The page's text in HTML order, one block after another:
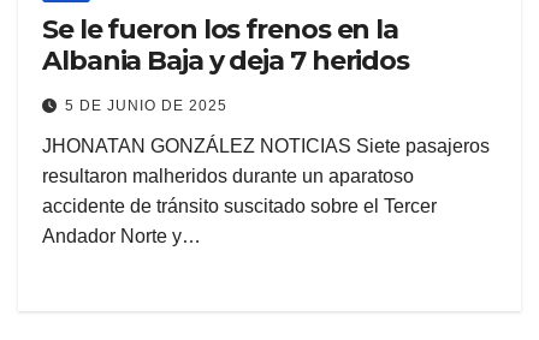
Se le fueron los frenos en la
Albania Baja y deja 7 heridos
5 DE JUNIO DE 2025
JHONATAN GONZÁLEZ NOTICIAS Siete pasajeros
resultaron malheridos durante un aparatoso
accidente de tránsito suscitado sobre el Tercer
Andador Norte y…